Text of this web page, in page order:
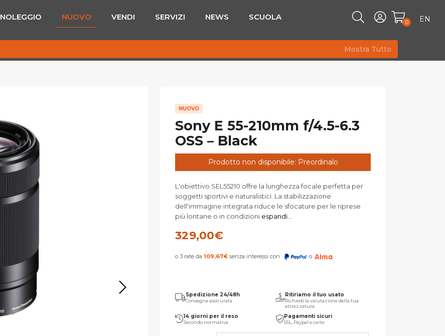
NOLEGGIO NUOVO VENDI SERVIZI NEWS SCUOLA
0 EN
Mostra Tutto
NUOVO
Sony E 55-210mm f/4.5-6.3
OSS – Black
Prodotto non disponibile: Preordinalo
L'obiettivo SEL55210 offre la lunghezza focale perfetta per
soggetti sportivi e naturalistici. La stabilizzazione
dell'immagine integrata riduce le sfocature per le riprese
più lontane o in condizioni espandi...
329,00€
o 3 rate da109,67€ senza interessi con o
Spedizione 24/48h
Consegna assicurata
Ritiriamo il tuo usato
Richiedi la valutazione della tua
attrezzatura
14 giorni per il reso
Secondo normativa
Pagamenti sicuri
SSL, Paypal e carte